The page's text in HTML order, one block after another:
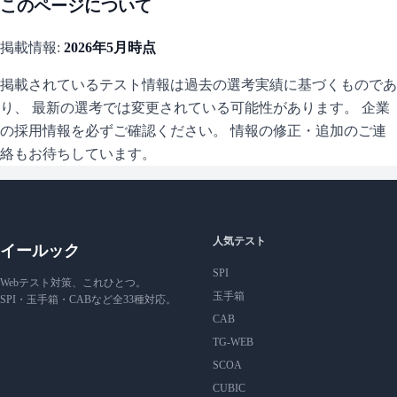
このページについて
掲載情報: 2026年5月 時点
掲載されているテスト情報は過去の選考実績に基づくものであ
り、 最新の選考では変更されている可能性があります。 企業
の採用情報を必ずご確認ください。 情報の修正・追加のご連
絡もお待ちしています。
イールック
Webテスト対策、これひとつ。
SPI・玉手箱・CABなど全33種対応。
人気テスト
SPI
玉手箱
CAB
TG-WEB
SCOA
CUBIC